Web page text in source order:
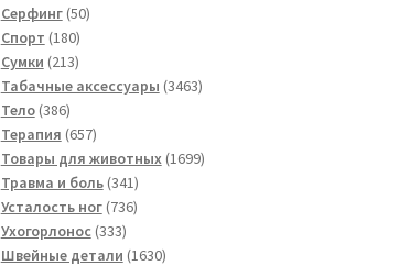
Серфинг 5050
Спорт 180180
товаров
Сумки 213213
товаров
Табачные аксессуары 34633463
Тело 386386
товаров
Терапия 657657
товаров
Товары для животных 16991699
Травма и боль 341341
товар
Усталость ног 736736
Ухогорлонос 333333
товара
Швейные детали 16301630